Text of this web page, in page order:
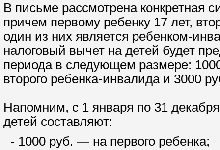
В письме рассмотрена конкретная
причем первому ребенку 17 лет,
один из них является ребенком-
налоговый вычет на детей будет
периода в следующем размере:
второго ребенка-инвалида и 3000
Напомним, с 1 января по 31
детей составляют:
- 1000 руб. — на первого ребенка;